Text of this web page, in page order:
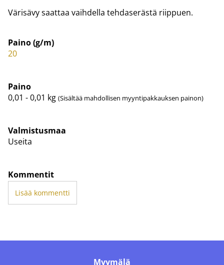
Värisävy saattaa vaihdella tehdaserästä riippuen.
Paino (g/m)
20
Paino
0,01 - 0,01 kg (Sisältää mahdollisen myyntipakkauksen painon)
Valmistusmaa
Useita
Kommentit
Lisää kommentti
Myymälä